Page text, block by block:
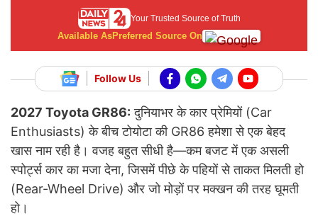
Your Trusted Source of Truth
Available AsPreferred Source On
Follow Us
2027 Toyota GR86: दुनियाभर के कार प्रेमियों (Car
Enthusiasts) के बीच टोयोटा की GR86 हमेशा से एक बेहद
खास नाम रही है। वजह बहुत सीधी है—कम बजट में एक असली
स्पोर्ट्स कार का मजा देना, जिसमें पीछे के पहियों से ताकत मिलती हो
(Rear-Wheel Drive) और जो मोड़ों पर मक्खन की तरह घूमती
हो।